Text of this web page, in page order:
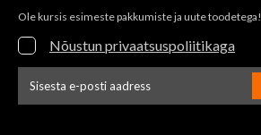
Ole kursis esimeste pakkumiste ja uute toodetega!
Nõustun privaatsuspoliitikaga